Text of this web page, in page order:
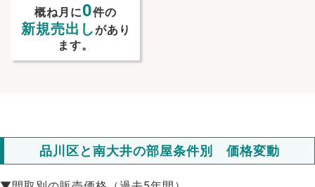
NEW!
NEW!
概ね月に0件の
新規売出しがあり
ます。
品川区と南大井の部屋条件別 価格変動